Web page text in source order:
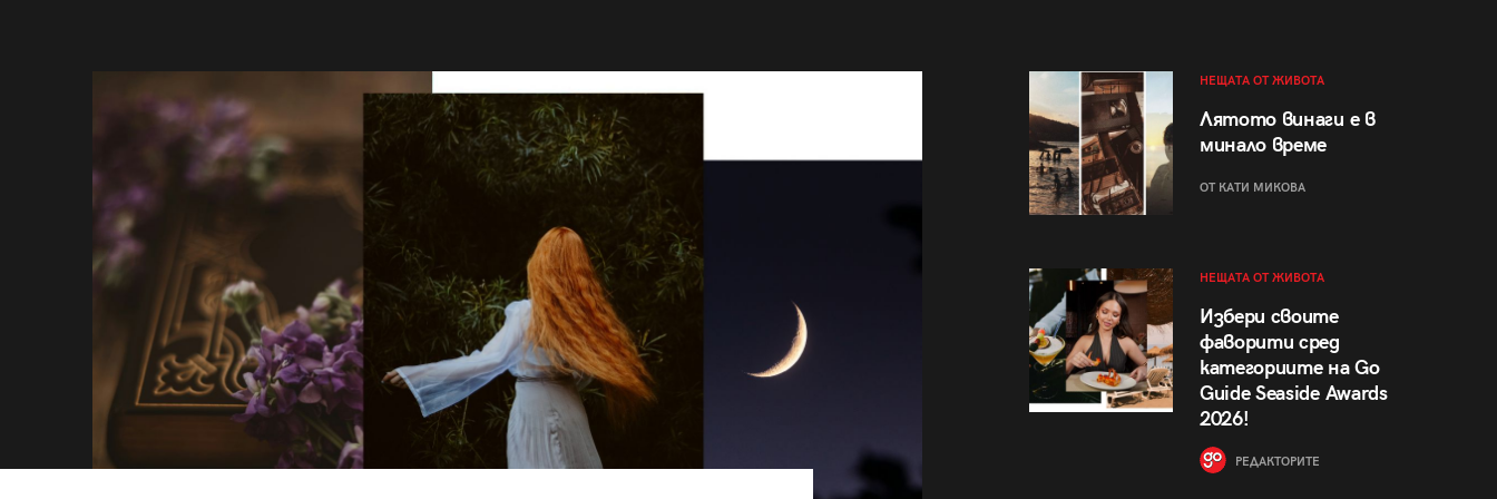
НЕЩАТА ОТ ЖИВОТА
Лятото винаги е в
минало време
ОТ КАТИ МИКОВА
НЕЩАТА ОТ ЖИВОТА
Избери своите
фаворити сред
категориите на Go
Guide Seaside Awards
2026!
РЕДАКТОРИТЕ